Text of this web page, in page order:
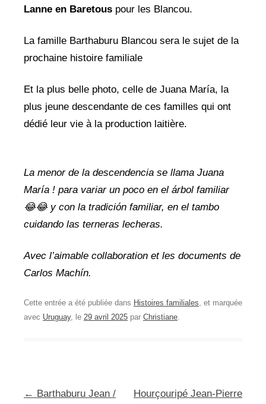
Lanne en Baretous pour les Blancou.
La famille Barthaburu Blancou sera le sujet de la
prochaine histoire familiale
Et la plus belle photo, celle de Juana María, la
plus jeune descendante de ces familles qui ont
dédié leur vie à la production laitière.
La menor de la descendencia se llama Juana
María ! para variar un poco en el árbol familiar
😂😂y con la tradición familiar, en el tambo
cuidando las terneras lecheras.
Avec l’aimable collaboration et les documents de
Carlos Machín.
Cette entrée a été publiée dans Histoires familiales , et marquée
avec Uruguay, le 29 avril 2025 par Christiane
Navigation
← Barthaburu Jean / Hourçouripé Jean-Pierre